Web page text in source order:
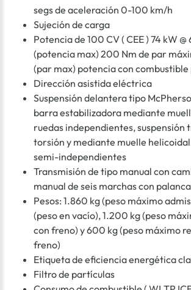
segs de aceleración 0-100 km/h
Sujeción de carga
Potencia de 100 CV ( CEE ) 74 kW
(potencia max) 200 Nm de par
(par max) potencia con
Dirección asistida eléctrica
Suspensión delantera tipo
barra estabilizadora mediante
ruedas independientes, suspensión
torsión y mediante muelle
semi-independientes
Transmisión de tipo manual con
manual de seis marchas con
Pesos: 1.860 kg (peso máximo
(peso en vacío), 1.200 kg (peso
con freno) y 600 kg (peso máximo
freno)
Etiqueta de eficiencia energética
Filtro de partículas